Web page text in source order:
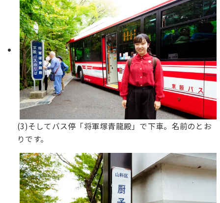
(3)そしてバス停「将軍塚青龍殿」で下車。名前のとお
りです。